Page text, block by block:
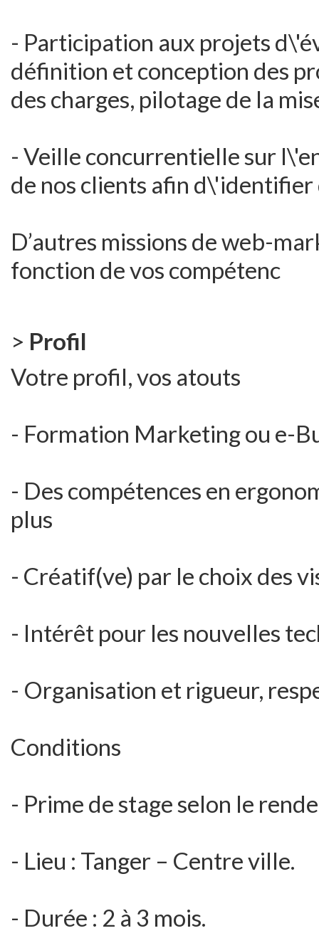
- Participation aux projets
définition et conception des
des charges, pilotage de la
- Veille concurrentielle sur
de nos clients afin
D’autres missions de web-
fonction de vos compétenc
> Profil
Votre profil, vos atouts
- Formation Marketing ou e-
- Des compétences en
plus
- Créatif(ve) par le choix des
- Intérêt pour les nouvelles
- Organisation et rigueur,
Conditions
- Prime de stage selon le
- Lieu : Tanger – Centre ville.
- Durée : 2 à 3 mois.